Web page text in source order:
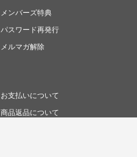
メンバーズ特典
パスワード再発行
メルマガ解除
お支払いについて
商品返品について